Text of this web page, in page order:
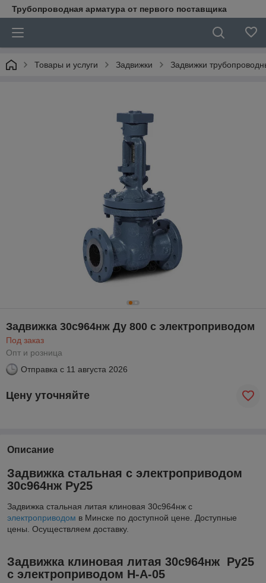
Трубопроводная арматура от первого поставщика
Товары и услуги Задвижки Задвижки
Задвижка 30с964нж Ду 800 с электроприводом
Под заказ
Опт и розница
Отправка с 11 августа 2026
Цену уточняйте
Описание
Задвижка стальная с электроприводом
30с964нж Ру25
Задвижка стальная литая клиновая 30с964нж с
электроприводом в Минске по доступной цене. Доступные
цены. Осуществляем доставку.
Задвижка клиновая литая 30с964нж Ру25
с электроприводом Н-А-05